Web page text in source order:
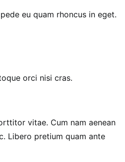
eu quam rhoncus in eget.
orci nisi cras.
vitae. Cum nam aenean
Libero pretium quam ante